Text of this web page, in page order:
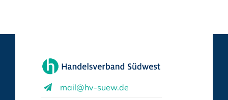
mail@hv-suew.de